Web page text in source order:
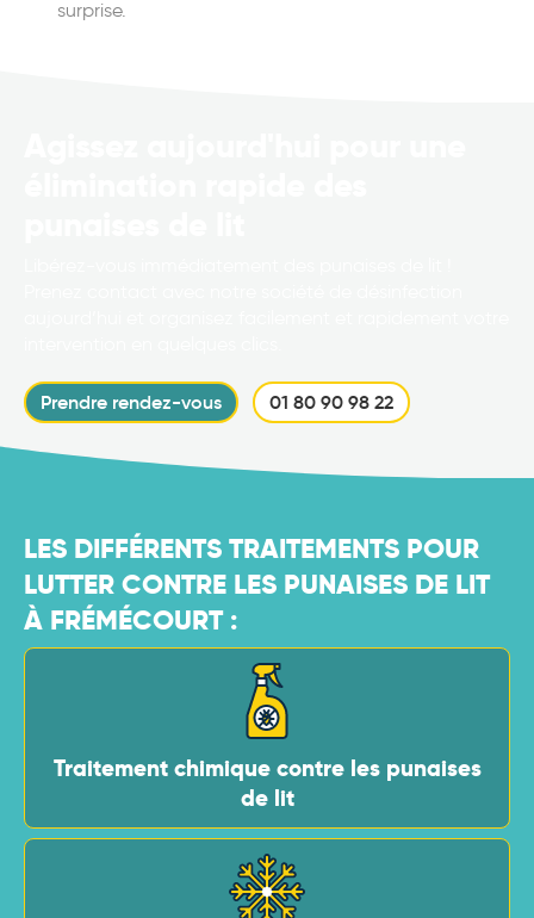
surprise.
Prendre rendez-vous 01 80 90 98 22
LES DIFFÉRENTS TRAITEMENTS POUR
LUTTER CONTRE LES PUNAISES DE LIT
À FRÉMÉCOURT :
Traitement chimique contre les punaises
de lit